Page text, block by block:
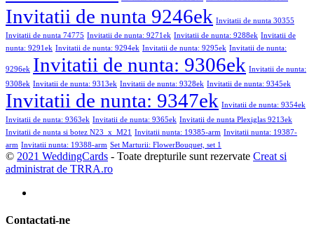
Invitatii de nunta 9246ek Invitatii de nunta 30355
Invitatii de nunta 74775 Invitatii de nunta: 9271ek Invitatii de nunta: 9288ek Invitatii de
nunta: 9291ek Invitatii de nunta: 9294ek Invitatii de nunta: 9295ek Invitatii de nunta:
9296ek Invitatii de nunta: 9306ek Invitatii de nunta:
9308ek Invitatii de nunta: 9313ek Invitatii de nunta: 9328ek Invitatii de nunta: 9345ek
Invitatii de nunta: 9347ek Invitatii de nunta: 9354ek
Invitatii de nunta: 9363ek Invitatii de nunta: 9365ek Invitatii de nunta Plexiglas 9213ek
Invitatii de nunta si botez N23_x_M21
Invitatii nunta: 19385-arm Invitatii nunta: 19387-
arm Invitatii nunta: 19388-arm Set Marturii: FlowerBouquet, set 1
© 2021 WeddingCards - Toate drepturile sunt rezervate Creat si
administrat de TRRA.ro
Contactati-ne